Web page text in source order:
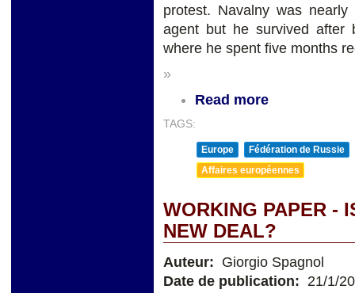
protest. Navalny was
agent but he survived after
where he spent five months
»
Read more
TAGS:
Europe
Fédération de Russie
Affaires européennes
WORKING PAPER -
NEW DEAL?
Auteur: Giorgio Spagnol
Date de publication: 21/1/